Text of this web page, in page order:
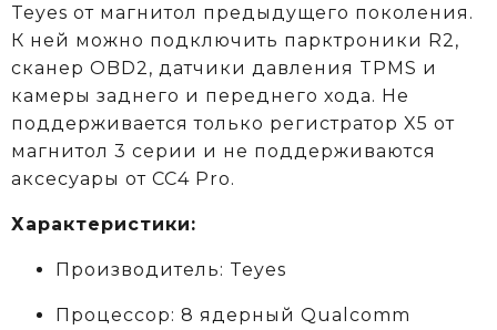
Teyes от магнитол предыдущего поколения.
К ней можно подключить парктроники R2,
сканер OBD2, датчики давления TPMS и
камеры заднего и переднего хода. Не
поддерживается только регистратор X5 от
магнитол 3 серии и не поддерживаются
аксеcуары от CC4 Pro.
Характеристики:
Производитель: Teyes
Процессор: 8 ядерный Qualcomm